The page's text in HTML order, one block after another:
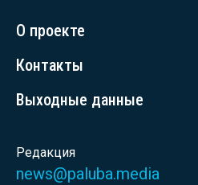
О проекте
Контакты
Выходные данные
Редакция
news@paluba.media